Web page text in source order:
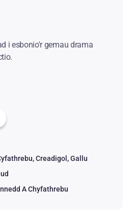
i esbonio'r gemau drama
Creadigol
Gallu
A Chyfathrebu